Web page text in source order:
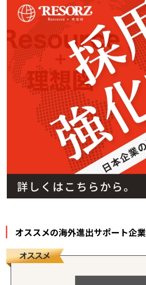
オススメの海外進出サポート企業